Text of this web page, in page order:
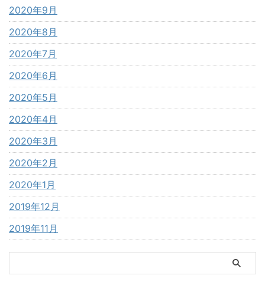
2020年9月
2020年8月
2020年7月
2020年6月
2020年5月
2020年4月
2020年3月
2020年2月
2020年1月
2019年12月
2019年11月